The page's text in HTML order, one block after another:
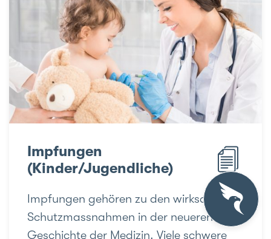
Impfungen
(Kinder/Jugendliche)
Impfungen gehören zu den wirksamsten
Schutzmassnahmen in der neueren
Geschichte der Medizin. Viele schwere